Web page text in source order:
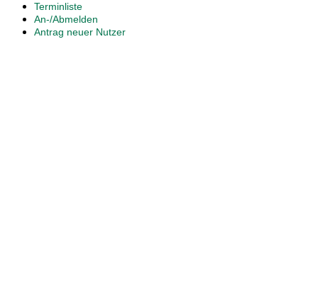
Terminliste
An-/Abmelden
Antrag neuer Nutzer